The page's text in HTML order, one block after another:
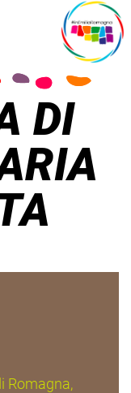
DI
Romagna,